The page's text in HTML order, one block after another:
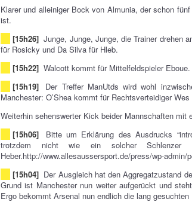
Klarer und alleiniger Bock von Almunia, der schon
ist.
[15h26] Junge, Junge, Junge, die Trainer drehen
für Rosicky und Da Silva für Hleb.
[15h22] Walcott kommt für Mittelfeldspieler
[15h19]
Der Treffer ManUtds wird wohl
Manchester: O’Shea kommt für Rechtsverteidiger Wes
Weiterhin sehenswerter Kick beider Mannschaften
[15h06]
Bitte um Erklärung des Ausdrucks
trotzdem nicht wie ein solcher Schlenzer
Heber.http://www.allesaussersport.de/press/wp-
[15h04] Der Ausgleich hat den Aggregatzustand
Grund ist Manchester nun weiter aufgerückt und
Ergo bekommt Arsenal nun endlich die lang gesuchten